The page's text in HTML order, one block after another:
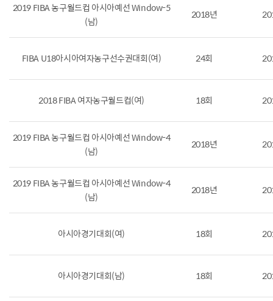
2019 FIBA 농구월드컵 아시아예선 Window-5
(남)
2018년
FIBA U18아시아여자농구선수권대회(여) 24회
2018 FIBA 여자농구월드컵(여) 18회
2019 FIBA 농구월드컵 아시아예선 Window-4
(남)
2018년
2019 FIBA 농구월드컵 아시아예선 Window-4
(남)
2018년
아시아경기대회(여) 18회
아시아경기대회(남) 18회